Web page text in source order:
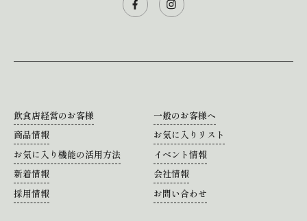
飲食店経営のお客様
一般のお客様へ
商品情報
お気に入りリスト
お気に入り機能の活用方法
イベント情報
新着情報
会社情報
採用情報
お問い合わせ